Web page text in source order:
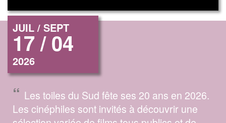
JUIL / SEPT
17 / 04
2026
“ Les toiles du Sud fête ses 20 ans en 2026.
Les cinéphiles sont invités à découvrir une